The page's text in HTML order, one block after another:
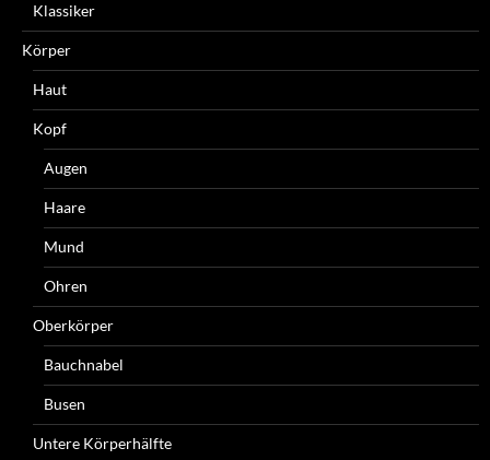
Klassiker
Körper
Haut
Kopf
Augen
Haare
Mund
Ohren
Oberkörper
Bauchnabel
Busen
Untere Körperhälfte